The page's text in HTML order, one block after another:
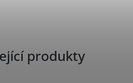
produkty